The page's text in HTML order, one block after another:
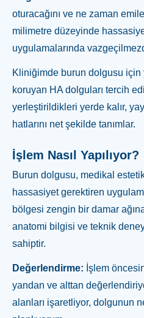
oturacağını ve ne zaman
milimetre düzeyinde
uygulamalarında
Kliniğimde burun dolgusu
koruyan HA dolguları tercih
yerleştirildikleri yerde kalır,
hatlarını net şekilde tanımlar.
İşlem Nasıl Yapılıyor?
Burun dolgusu, medikal
hassasiyet gerektiren
bölgesi zengin bir damar
anatomi bilgisi ve teknik
sahiptir.
Değerlendirme: İşlem
yandan ve alttan
alanları işaretliyor, dolgunun